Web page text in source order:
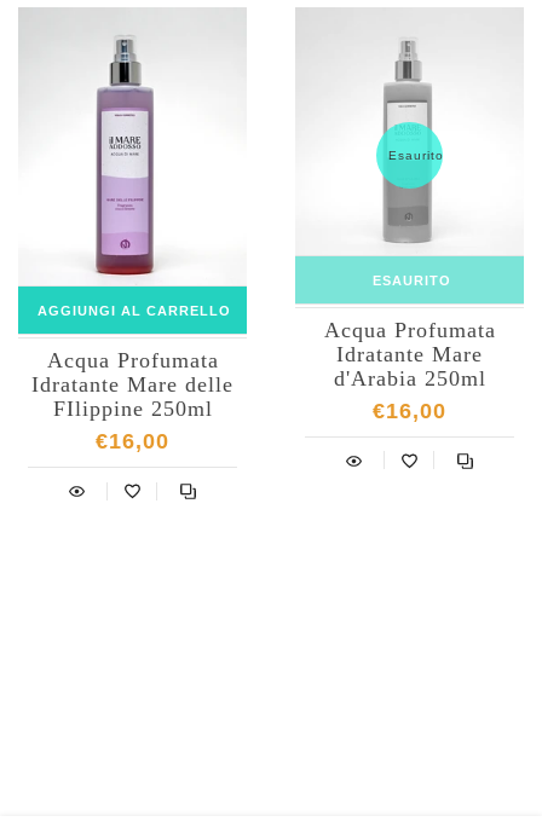
AGGIUNGI AL CARRELLO
Acqua Profumata
Idratante Mare delle
FIlippine 250ml
€16,00
Esaurito
ESAURITO
Acqua Profumata
Idratante Mare
d'Arabia 250ml
€16,00